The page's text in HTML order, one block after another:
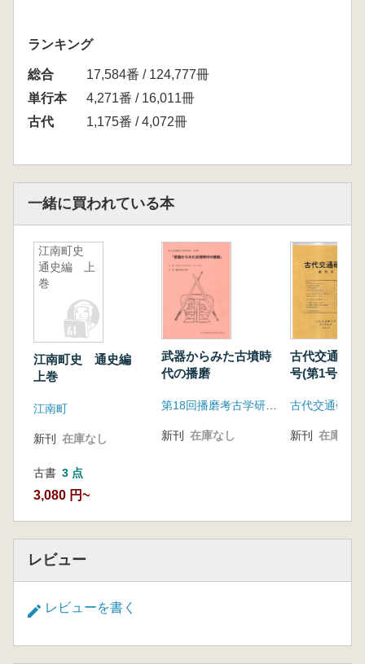
ランキング
総合
17,584番 / 124,777冊
単行本
4,271番 / 16,011冊
古代
1,175番 / 4,072冊
一緒に買われている本
江南町史
通史編 上
巻
江南町史 通史編
上巻
江南町
新刊 在庫なし
古書 3 点
3,080 円~
武器からみた古墳時
代の播磨
第18回播磨考古学研究集会実行委員会
新刊 在庫なし
古代交通研
号(第1号)
古代交通研究
新刊 在庫なし
レビュー
レビューを書く